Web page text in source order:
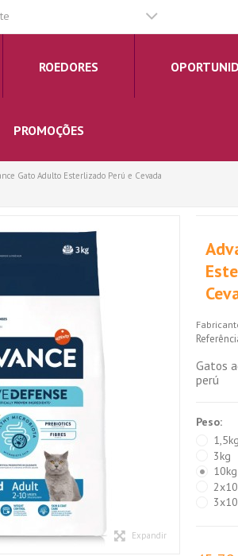
ROEDORES
PROMOÇÕES
Gato Adulto Esterlizado Perú e Cevada
Expandir
Gatos
perú
Peso:
1,5kg
3kg
10kg